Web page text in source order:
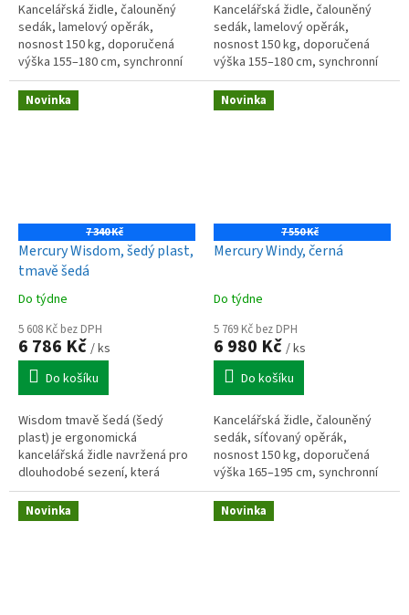
Kancelářská židle, čalouněný
sedák, lamelový opěrák,
nosnost 150 kg, doporučená
výška 155–180 cm, synchronní
mechanismus, aretace 3 polohy,
posuv sedáku, nastavitelný
podhlavník...
Kancelářská židle, čalouněný
sedák, lamelový opěrák,
nosnost 150 kg, doporučená
výška 155–180 cm, synchronní
mechanismus, aretace 3 polohy,
posuv sedáku, nastavitelný
podhlavník...
Novinka
7 340 Kč
Mercury Wisdom, šedý plast,
tmavě šedá
Do týdne
5 608 Kč bez DPH
6 786 Kč / ks
Do košíku
Wisdom tmavě šedá (šedý
plast) je ergonomická
kancelářská židle navržená pro
dlouhodobé sezení, která
kombinuje vysokou úroveň
ergonomie s moderním
designem bez ostrých hran....
Novinka
7 550 Kč
Mercury Windy, černá
Do týdne
5 769 Kč bez DPH
6 980 Kč / ks
Do košíku
Kancelářská židle, čalouněný
sedák, síťovaný opěrák,
nosnost 150 kg, doporučená
výška 165–195 cm, synchronní
mechanismus, posuv sedáku,
výškově nastavitelný opěrák,
podhlavník...
Novinka Novinka